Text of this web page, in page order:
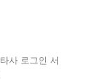
사 로그인 서